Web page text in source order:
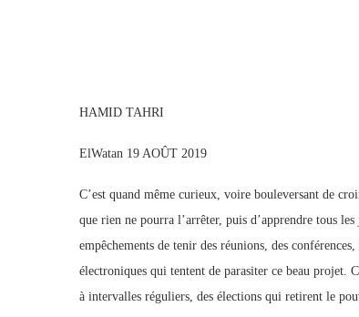
HAMID TAHRI
ElWatan 19 AOÛT 2019
C’est quand même curieux, voire bouleversant de
que rien ne pourra l’arrêter, puis d’apprendre tous
empêchements de tenir des réunions, des
électroniques qui tentent de parasiter ce beau projet.
à intervalles réguliers, des élections qui retirent le